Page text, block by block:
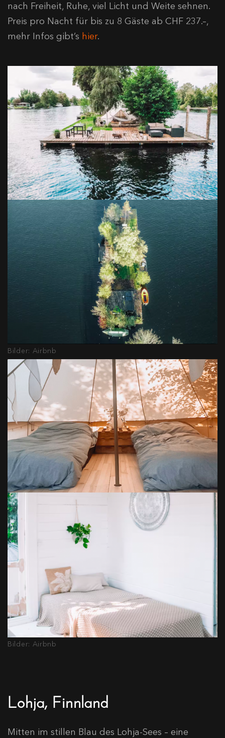
nach Freiheit, Ruhe, viel Licht und Weite sehnen.
Preis pro Nacht für bis zu 8 Gäste ab CHF 237.–,
mehr Infos gibt’s hier.
Bilder: Airbnb
Bilder: Airbnb
Lohja, Finnland
Mitten im stillen Blau des Lohja-Sees – eine